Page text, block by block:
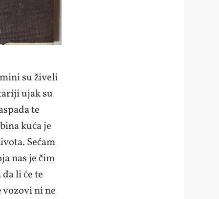
su živeli
ujak su
te
kuća je
Sećam
nas je čim
li će te
vozovi ni ne